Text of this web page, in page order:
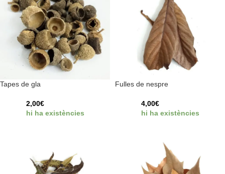
Tapes de gla
2,00€
hi ha existències
Fulles de nespre
4,00€
hi ha existències